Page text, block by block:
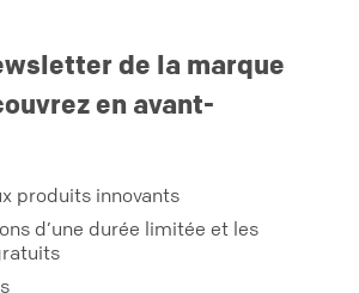
de la marque
en avant-
produits innovants
d’une durée limitée et les